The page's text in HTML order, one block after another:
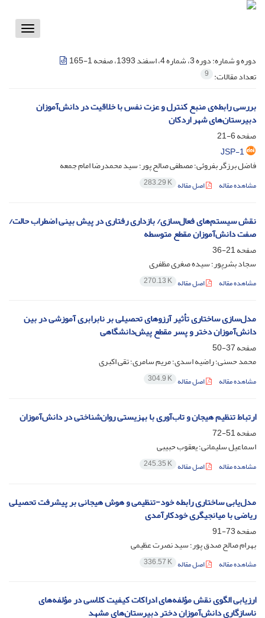
Toggle
دوره و شماره:دوره 3، شماره 4، اسفند 1393، صفحه 1-165
تعداد مقالات: 9
بررسی رابطه‌ی منبع کنترل و عزت نفس با خلاقیت در دانش‌آموزان
دبیرستان‌های شهر اردکان
صفحه6-21
JSP-1
فاضل برزگر بفروئی؛ مصطفی صالح پور؛ سید محمدرضا امام جمعه
مشاهده مقاله اصل مقاله 283.29 K
نقش سیستم‌های فعال‌سازی/ بازداری رفتاری در پیش بینی اضطراب حالت/
صفت دانش‌آموزان مقطع متوسطه
صفحه21-36
سجاد بشرپور؛ سیده صغری مظفری
مشاهده مقاله اصل مقاله 270.13 K
مدل‌سازی ساختاری تأثیر آرزوهای تحصیلی بر نابرابری آموزشی در بین
دانش‌آموزان دختر و پسر مقطع پیش‌دانشگاهی
صفحه37-50
محمد حسنی؛ راضیه اسدی؛ مریم سامری؛ تقی اکبری
مشاهده مقاله اصل مقاله 304.9 K
ارتباط تنظیم هیجان و تاب‌آوری با بهزیستی روان‌شناختی در دانش‌آموزان
صفحه51-72
اسماعیل سلیمانی؛ یعقوب حبیبی
مشاهده مقاله اصل مقاله 245.35 K
مدل‌یابی ساختاری رابطه خود-تنظیمی و هوش هیجانی بر پیشرفت تحصیلی
ریاضی با میانجیگری خودکارآمدی
صفحه73-91
بهرام صالح صدق پور؛ سید نصرت عظیمی
مشاهده مقاله اصل مقاله 336.57 K
ارزیابی الگوی نقش مؤلفه‌های ادراکات کیفیت کلاسی در مؤلفه‌های
ناسازگاری دانش‌آموزان دختر دبیرستان‌های مشهد